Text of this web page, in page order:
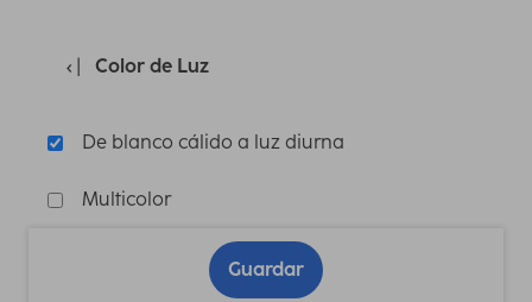
Color de Luz
De blanco cálido a luz diurna
Multicolor
Guardar